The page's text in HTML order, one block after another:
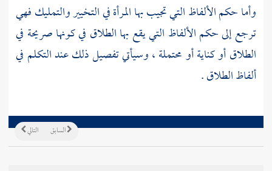
وأما حكم الألفاظ التي تجيب بها المرأة في التخيير والتمليك فهي
ترجع إلى حكم الألفاظ التي يقع بها الطلاق في كونها صريحة في
الطلاق أو كناية أو محتملة ، وسيأتي تفصيل ذلك عند التكلم في
ألفاظ الطلاق .
التالي السابق